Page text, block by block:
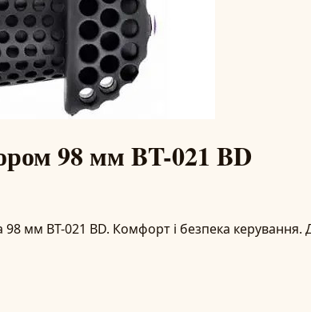
98 мм BT-021 BD
мм BT-021 BD. Комфорт і безпека керування.